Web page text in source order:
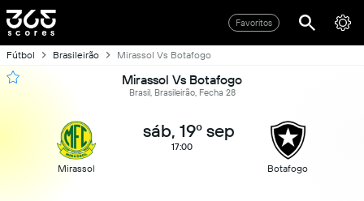
Favoritos
Fútbol Brasileirão Mirassol Vs Botafogo
Mirassol Vs Botafogo
Brasil, Brasileirão, Fecha 28
Mirassol
sáb, 19º sep
17:00
Botafogo